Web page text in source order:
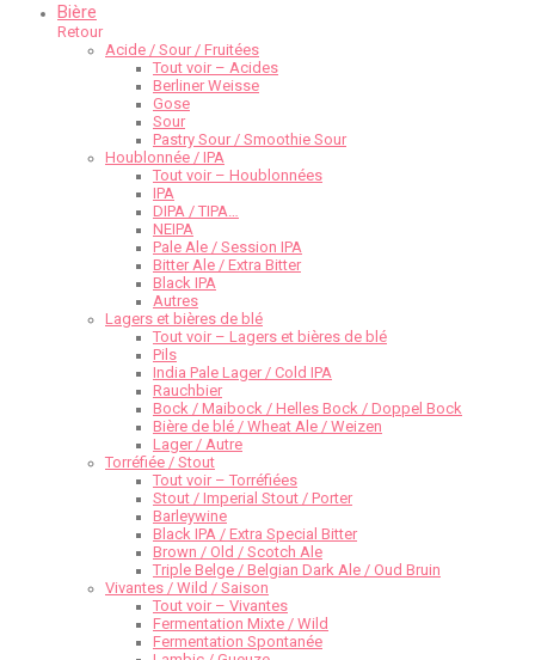
Bière
Retour
Acide / Sour / Fruitées
Tout voir – Acides
Berliner Weisse
Gose
Sour
Pastry Sour / Smoothie Sour
Houblonnée / IPA
Tout voir – Houblonnées
IPA
DIPA / TIPA…
NEIPA
Pale Ale / Session IPA
Bitter Ale / Extra Bitter
Black IPA
Autres
Lagers et bières de blé
Tout voir – Lagers et bières de blé
Pils
India Pale Lager / Cold IPA
Rauchbier
Bock / Maibock / Helles Bock / Doppel Bock
Bière de blé / Wheat Ale / Weizen
Lager / Autre
Torréfiée / Stout
Tout voir – Torréfiées
Stout / Imperial Stout / Porter
Barleywine
Black IPA / Extra Special Bitter
Brown / Old / Scotch Ale
Triple Belge / Belgian Dark Ale / Oud Bruin
Vivantes / Wild / Saison
Tout voir – Vivantes
Fermentation Mixte / Wild
Fermentation Spontanée